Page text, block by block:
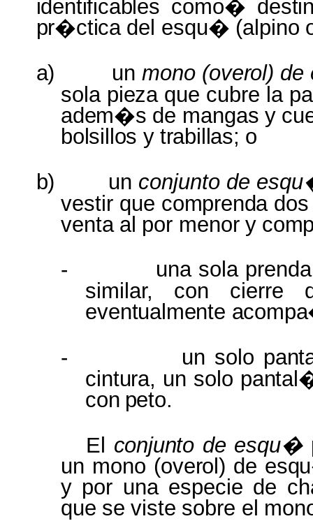
identificables como�
pr�ctica del esqu� (alpino
a)
unmono (overol) de
sola pieza que cubre la
adem�s de mangas y
bolsillos y trabillas; o
b)
un conjunto de
vestir que comprenda
venta al por menor y
-
una sola prenda
similar,
con cierre
eventualmente
-
un solo
cintura, un solo
con peto.
El conjunto de esqu�
un mono (overol) de
y por una especie de
que se viste sobre el